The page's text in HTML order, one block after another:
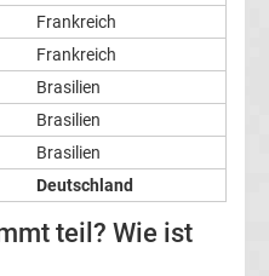
Frankreich
Frankreich
Brasilien
Brasilien
Brasilien
Deutschland
teil? Wie ist